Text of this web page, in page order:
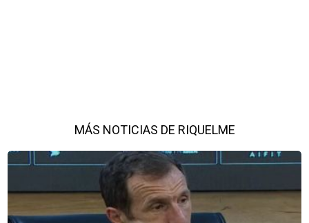
MÁS NOTICIAS DE RIQUELME